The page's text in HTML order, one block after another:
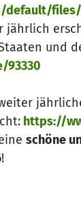
files/
jährlich
und
93330
https://
schöne
!